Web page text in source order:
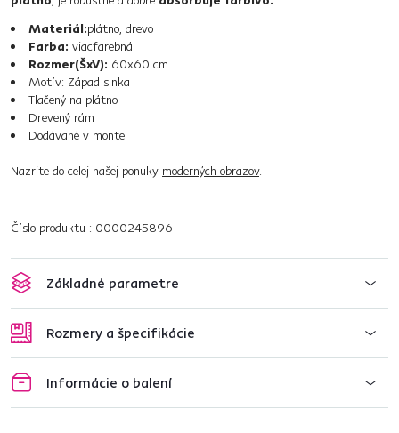
Materiál:plátno, drevo
Farba: viacfarebná
Rozmer(ŠxV): 60x60 cm
Motív: Západ slnka
Tlačený na plátno
Drevený rám
Dodávané v monte
Nazrite do celej našej ponuky moderných obrazov.
Číslo produktu : 0000245896
Základné parametre
Rozmery a špecifikácie
Informácie o balení